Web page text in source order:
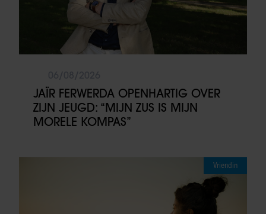
JAÏR FERWERDA OPENHARTIG OVER
ZIJN JEUGD: “MIJN ZUS IS MIJN
MORELE KOMPAS”
Vriendin